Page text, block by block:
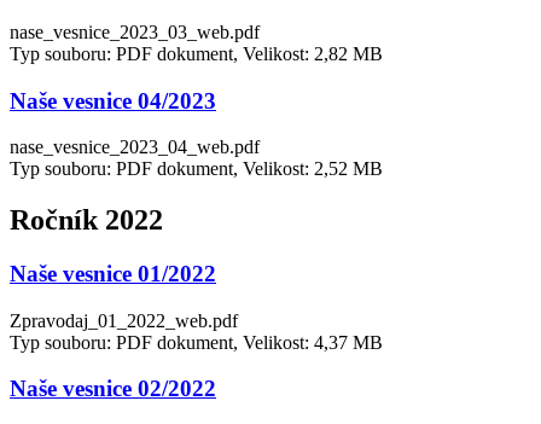
nase_vesnice_2023_03_web.pdf
Typ souboru: PDF dokument, Velikost: 2,82 MB
Naše vesnice 04/2023
nase_vesnice_2023_04_web.pdf
Typ souboru: PDF dokument, Velikost: 2,52 MB
Ročník 2022
Naše vesnice 01/2022
Zpravodaj_01_2022_web.pdf
Typ souboru: PDF dokument, Velikost: 4,37 MB
Naše vesnice 02/2022